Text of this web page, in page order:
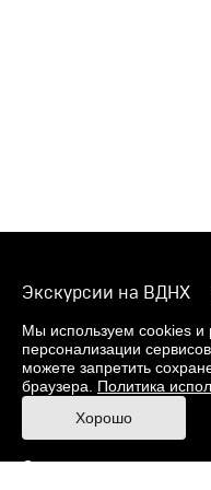
Экскурсии на ВДНХ
О музее
Фонды
Издания
Пресс-
Правила посещения
Ответы на частые
Мы используем cookies и
персонализации
можете запретить
браузера. Политика
Хорошо